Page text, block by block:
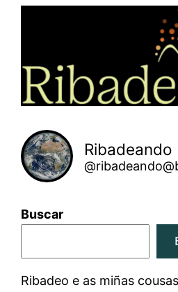
Ribadeando
Buscar
Ribadeo e as miñas